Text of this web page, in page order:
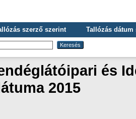
szerző szerint Tallózás dátum
és
2015